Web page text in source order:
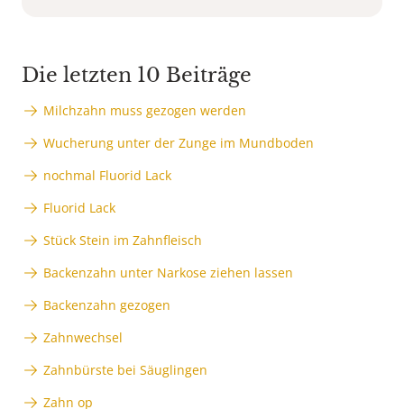
Die letzten 10 Beiträge
Milchzahn muss gezogen werden
Wucherung unter der Zunge im Mundboden
nochmal Fluorid Lack
Fluorid Lack
Stück Stein im Zahnfleisch
Backenzahn unter Narkose ziehen lassen
Backenzahn gezogen
Zahnwechsel
Zahnbürste bei Säuglingen
Zahn op